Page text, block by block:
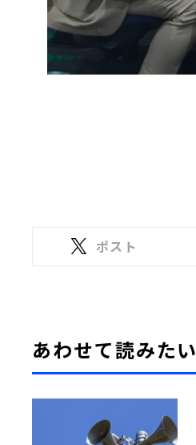
ポスト
あわせて読みたい